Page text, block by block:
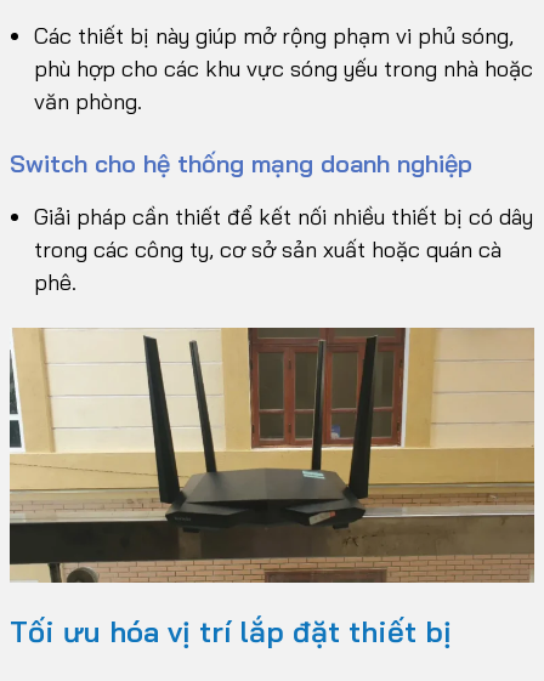
Các thiết bị này giúp mở rộng phạm vi phủ sóng,
phù hợp cho các khu vực sóng yếu trong nhà hoặc
văn phòng.
Switch cho hệ thống mạng doanh nghiệp
Giải pháp cần thiết để kết nối nhiều thiết bị có dây
trong các công ty, cơ sở sản xuất hoặc quán cà
phê.
Tối ưu hóa vị trí lắp đặt thiết bị